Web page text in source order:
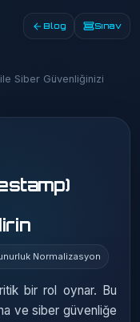
Blog Sınav
Siber Güvenliğinizi
Normalizasyon
bir rol oynar. Bu
ve siber güvenliğe